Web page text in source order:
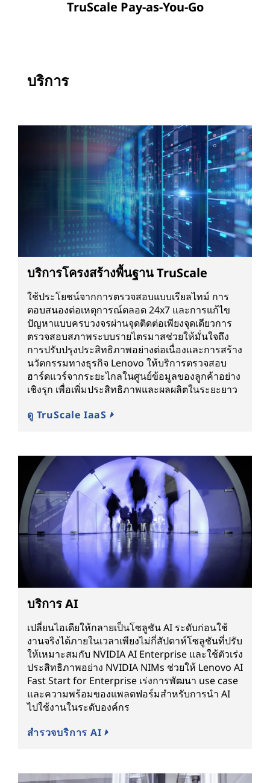
TruScale Pay-as-You-Go
บริการ
บริการโครงสร้างพื้นฐาน TruScale
ใช้ประโยชน์จากการตรวจสอบแบบเรียลไทม์ การ
ตอบสนองต่อเหตุการณ์ตลอด 24x7 และการแก้ไข
ปัญหาแบบครบวงจรผ่านจุดติดต่อเพียงจุดเดียวการ
ตรวจสอบสภาพระบบรายไตรมาสช่วยให้มั่นใจถึง
การปรับปรุงประสิทธิภาพอย่างต่อเนื่องและการสร้าง
นวัตกรรมทางธุรกิจ Lenovo ให้บริการตรวจสอบ
ฮาร์ดแวร์จากระยะไกลในศูนย์ข้อมูลของลูกค้าอย่าง
เชิงรุก เพื่อเพิ่มประสิทธิภาพและผลผลิตในระยะยาว
ดู TruScale IaaS
บริการ AI
เปลี่ยนไอเดียให้กลายเป็นโซลูชัน AI ระดับก่อนใช้
งานจริงได้ภายในเวลาเพียงไม่กี่สัปดาห์โซลูชันที่ปรับ
ให้เหมาะสมกับ NVIDIA AI Enterprise และใช้ตัวเร่ง
ประสิทธิภาพอย่าง NVIDIA NIMs ช่วยให้ Lenovo AI
Fast Start for Enterprise เร่งการพัฒนา use case
และความพร้อมของแพลตฟอร์มสำหรับการนำ AI
ไปใช้งานในระดับองค์กร
สำรวจบริการ AI